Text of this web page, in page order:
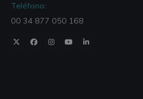
Teléfono:
00 34 877 050 168